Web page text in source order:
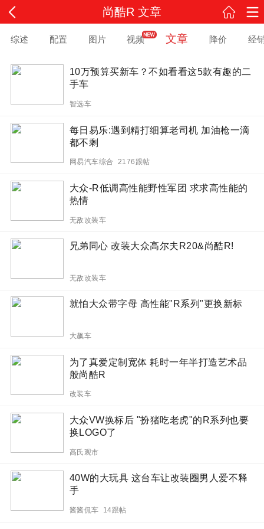
尚酷R 文章
综述 配置 图片 视频 文章 降价 经
10万预算买新车？不如看看这5款有趣的二
手车
智选车
每日易乐:遇到精打细算老司机 加油枪一滴
都不剩
网易汽车综合 2176跟帖
大众-R低调高性能野性军团 求求高性能的
热情
无敌改装车
兄弟同心 改装大众高尔夫R20&尚酷R!
无敌改装车
就怕大众带字母 高性能"R系列"更换新标
大飙车
为了真爱定制宽体 耗时一年半打造艺术品
般尚酷R
改装车
大众VW换标后 "扮猪吃老虎"的R系列也要
换LOGO了
高氏观市
40W的大玩具 这台车让改装圈男人爱不释
手
酱酱侃车 14跟帖